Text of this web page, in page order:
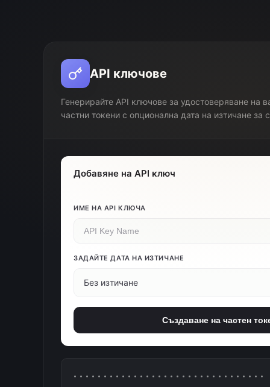
API ключове
Генерирайте API ключове за удостоверяване на
частни токени с опционална дата на изтичане за
Добавяне на API ключ
ИМЕ НА API КЛЮЧА
ЗАДАЙТЕ ДАТА НА ИЗТИЧАНЕ
Без изтичане
Създаване на частен
••••••••••••••••••••••••••••••••